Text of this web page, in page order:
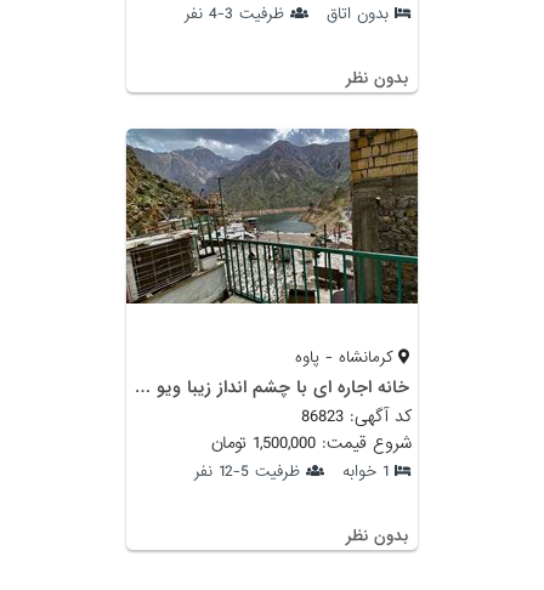
بدون اتاق ظرفیت 3-4 نفر
بدون نظر
کرمانشاه - پاوه
خانه اجاره ای با چشم انداز زیبا ویو دریاچه
کد آگهی: 86823
شروع قیمت: 1,500,000 تومان
1 خوابه ظرفیت 5-12 نفر
بدون نظر